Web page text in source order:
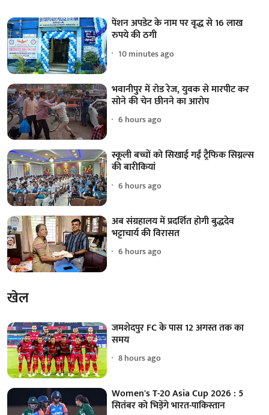
पेंशन अपडेट के नाम पर वृद्ध से 16 लाख
रुपये की ठगी
10 minutes ago
भवानीपुर में रोड रेज, युवक से मारपीट कर
सोने की चेन छीनने का आरोप
6 hours ago
स्कूली बच्चों को सिखाई गईं ट्रैफिक सिग्नल्स
की बारीकियां
6 hours ago
अब संग्रहालय में प्रदर्शित होगी बुद्धदेव
भट्टाचार्य की विरासत
6 hours ago
खेल
जमशेदपुर FC के पास 12 अगस्त तक का
समय
8 hours ago
Women's T-20 Asia Cup 2026 : 5
सितंबर को भिड़ेंगे भारत-पाकिस्तान